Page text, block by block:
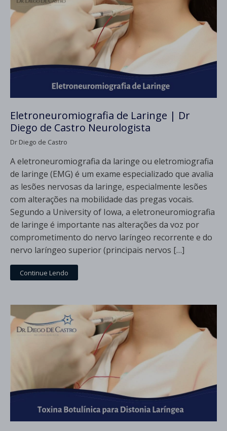
Eletroneuromiografia de Laringe | Dr
Diego de Castro Neurologista
Dr Diego de Castro
A eletroneuromiografia da laringe ou eletromiografia
de laringe (EMG) é um exame especializado que avalia
as lesões nervosas da laringe, especialmente lesões
com alterações na mobilidade das pregas vocais.
Segundo a University of Iowa, a eletroneuromiografia
de laringe é importante nas alterações da voz por
comprometimento do nervo laríngeo recorrente e do
nervo laríngeo superior (principais nervos […]
Continue Lendo